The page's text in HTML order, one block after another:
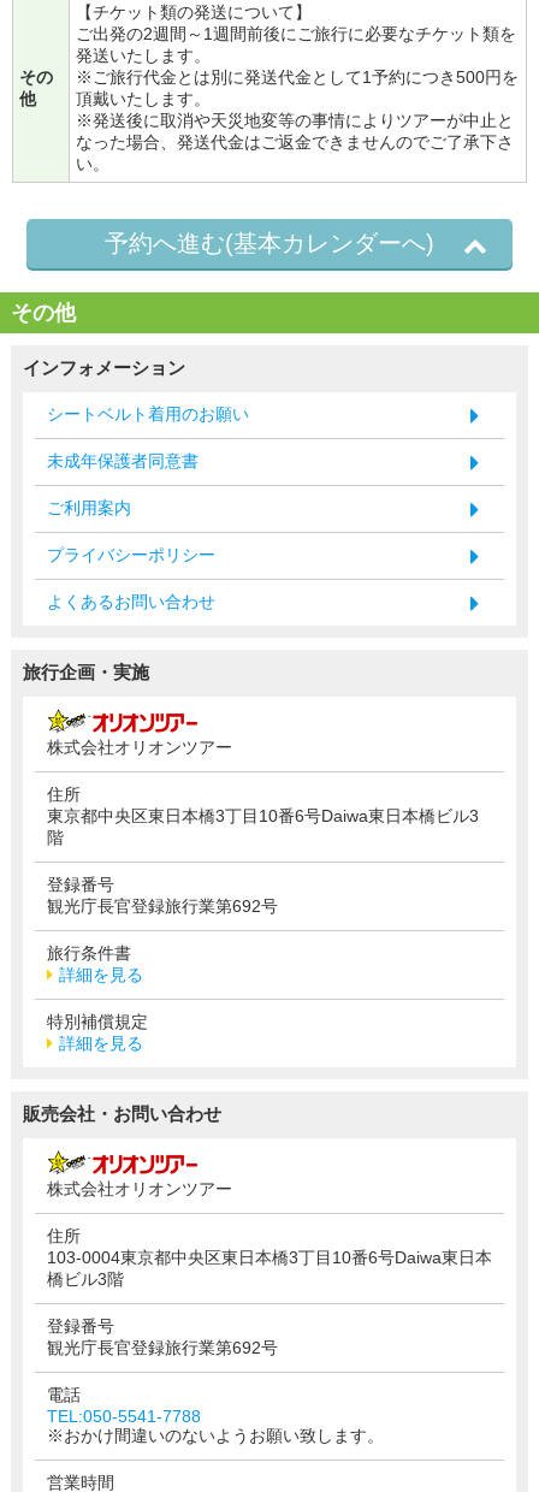
その
他
【チケット類の発送について】
ご出発の2週間～1週間前後にご旅行に必要なチケット類を
発送いたします。
※ご旅行代金とは別に発送代金として1予約につき500円を
頂戴いたします。
※発送後に取消や天災地変等の事情によりツアーが中止と
なった場合、発送代金はご返金できませんのでご了承下さ
い。
予約へ進む(基本カレンダーへ)
その他
インフォメーション
シートベルト着用のお願い
未成年保護者同意書
ご利用案内
プライバシーポリシー
よくあるお問い合わせ
旅行企画・実施
株式会社オリオンツアー
住所
東京都中央区東日本橋3丁目10番6号Daiwa東日本橋ビル3
階
登録番号
観光庁長官登録旅行業第692号
旅行条件書
詳細を見る
特別補償規定
詳細を見る
販売会社・お問い合わせ
株式会社オリオンツアー
住所
103-0004東京都中央区東日本橋3丁目10番6号Daiwa東日本
橋ビル3階
登録番号
観光庁長官登録旅行業第692号
電話
TEL:050-5541-7788
※おかけ間違いのないようお願い致します。
営業時間